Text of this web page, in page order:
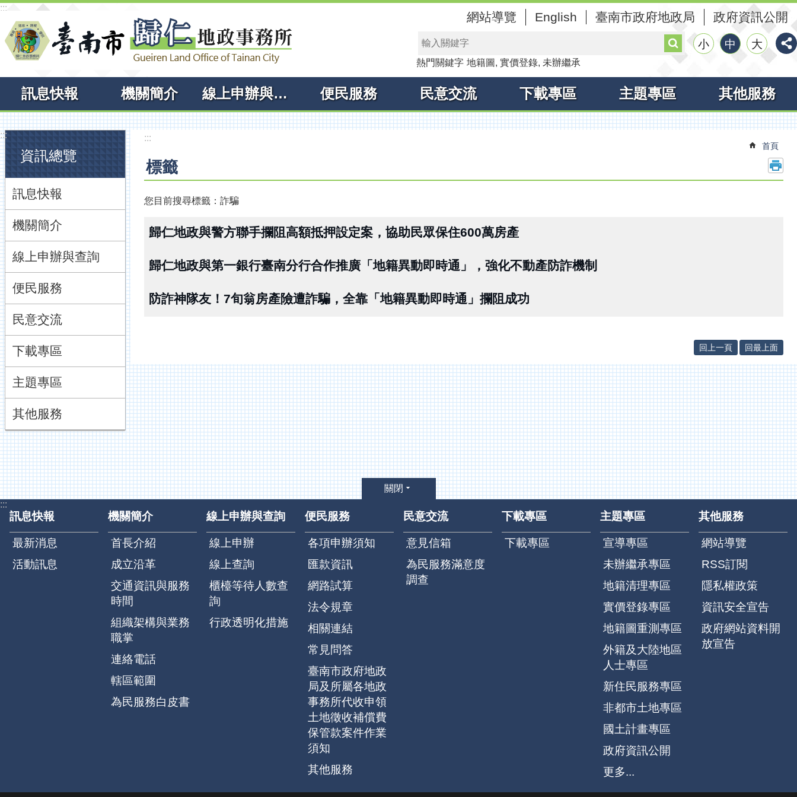
跳到主要內容區塊
:::
網站導覽 English 臺南市政府地政局 政府資訊公開
搜
尋 小 中 大
熱門關鍵字 地籍圖 實價登錄 未辦繼承
訊息快報 機關簡介 線上申辦與查詢 便民服務 民意交流 下載專區 主題專區 其他服務
:::
資訊總覽
訊息快報
機關簡介
線上申辦與查詢
便民服務
民意交流
下載專區
主題專區
其他服務
:::
首頁
標籤
您目前搜尋標籤：詐騙
歸仁地政與警方聯手攔阻高額抵押設定案，協助民眾保住600萬房產
歸仁地政與第一銀行臺南分行合作推廣「地籍異動即時通」，強化不動產防詐機制
防詐神隊友！7旬翁房產險遭詐騙，全靠「地籍異動即時通」攔阻成功
回上一頁 回最上面
關閉
:::
訊息快報
最新消息
活動訊息
機關簡介
首長介紹
成立沿革
交通資訊與服務
時間
組織架構與業務
職掌
連絡電話
轄區範圍
為民服務白皮書
線上申辦與查詢
線上申辦
線上查詢
櫃檯等待人數查
詢
行政透明化措施
便民服務
各項申辦須知
匯款資訊
網路試算
法令規章
相關連結
常見問答
臺南市政府地政
局及所屬各地政
事務所代收申領
土地徵收補償費
保管款案件作業
須知
其他服務
民意交流
意見信箱
為民服務滿意度
調查
下載專區
下載專區
主題專區
宣導專區
未辦繼承專區
地籍清理專區
實價登錄專區
地籍圖重測專區
外籍及大陸地區
人士專區
新住民服務專區
非都市土地專區
國土計畫專區
政府資訊公開
更多...
其他服務
網站導覽
RSS訂閱
隱私權政策
資訊安全宣告
政府網站資料開
放宣告